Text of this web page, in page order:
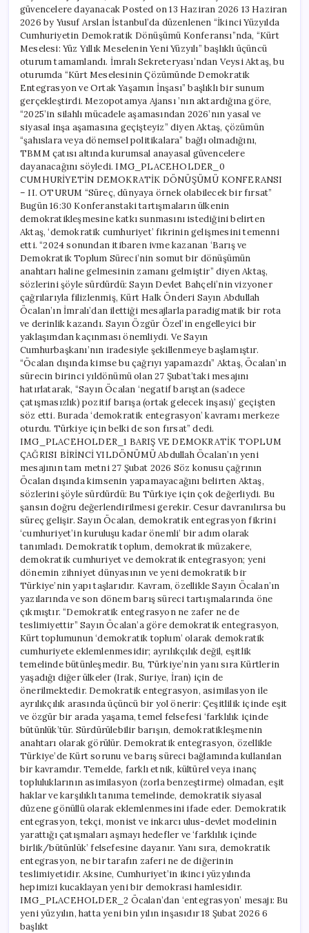
anayasal
güvencelere
dayanacak
için
güvencelere dayanacak Posted on 13 Haziran 2026 13 Haziran
2026 by Yusuf Arslan İstanbul’da düzenlenen “İkinci Yüzyılda
Cumhuriyetin Demokratik Dönüşümü Konferansı”nda, “Kürt
Meselesi: Yüz Yıllık Meselenin Yeni Yüzyılı” başlıklı üçüncü
oturum tamamlandı. İmralı Sekreteryası’ndan Veysi Aktaş, bu
oturumda “Kürt Meselesinin Çözümünde Demokratik
Entegrasyon ve Ortak Yaşamın İnşası” başlıklı bir sunum
gerçekleştirdi. Mezopotamya Ajansı ’nın aktardığına göre,
“2025’in silahlı mücadele aşamasından 2026’nın yasal ve
siyasal inşa aşamasına geçişteyiz” diyen Aktaş, çözümün
“şahıslara veya dönemsel politikalara” bağlı olmadığını,
TBMM çatısı altında kurumsal anayasal güvencelere
dayanacağını söyledi. IMG_PLACEHOLDER_0
CUMHURİYETİN DEMOKRATİK DÖNÜŞÜMÜ KONFERANSI
– II. OTURUM “Süreç, dünyaya örnek olabilecek bir fırsat”
Bugün 16:30 Konferanstaki tartışmaların ülkenin
demokratikleşmesine katkı sunmasını istediğini belirten
Aktaş, ‘demokratik cumhuriyet’ fikrinin gelişmesini temenni
etti. “2024 sonundan itibaren ivme kazanan ‘Barış ve
Demokratik Toplum Süreci’nin somut bir dönüşümün
anahtarı haline gelmesinin zamanı gelmiştir” diyen Aktaş,
sözlerini şöyle sürdürdü: Sayın Devlet Bahçeli’nin vizyoner
çağrılarıyla filizlenmiş, Kürt Halk Önderi Sayın Abdullah
Öcalan’ın İmralı’dan ilettiği mesajlarla paradigmatik bir rota
ve derinlik kazandı. Sayın Özgür Özel’in engelleyici bir
yaklaşımdan kaçınması önemliydi. Ve Sayın
Cumhurbaşkanı’nın iradesiyle şekillenmeye başlamıştır.
“Öcalan dışında kimse bu çağrıyı yapamazdı” Aktaş, Öcalan’ın
sürecin birinci yıldönümü olan 27 Şubat’taki mesajını
hatırlatarak, “Sayın Öcalan ‘negatif barıştan (sadece
çatışmasızlık) pozitif barışa (ortak gelecek inşası)’ geçişten
söz etti. Burada ‘demokratik entegrasyon’ kavramı merkeze
oturdu. Türkiye için belki de son fırsat” dedi.
IMG_PLACEHOLDER_1 BARIŞ VE DEMOKRATİK TOPLUM
ÇAĞRISI BİRİNCİ YILDÖNÜMÜ Abdullah Öcalan’ın yeni
mesajının tam metni 27 Şubat 2026 Söz konusu çağrının
Öcalan dışında kimsenin yapamayacağını belirten Aktaş,
sözlerini şöyle sürdürdü: Bu Türkiye için çok değerliydi. Bu
şansın doğru değerlendirilmesi gerekir. Cesur davranılırsa bu
süreç gelişir. Sayın Öcalan, demokratik entegrasyon fikrini
‘cumhuriyet’in kuruluşu kadar önemli’ bir adım olarak
tanımladı. Demokratik toplum, demokratik müzakere,
demokratik cumhuriyet ve demokratik entegrasyon; yeni
dönemin zihniyet dünyasının ve yeni demokratik bir
Türkiye’nin yapı taşlarıdır. Kavram, özellikle Sayın Öcalan’ın
yazılarında ve son dönem barış süreci tartışmalarında öne
çıkmıştır. “Demokratik entegrasyon ne zafer ne de
teslimiyettir” Sayın Öcalan’a göre demokratik entegrasyon,
Kürt toplumunun ‘demokratik toplum’ olarak demokratik
cumhuriyete eklemlenmesidir; ayrılıkçılık değil, eşitlik
temelinde bütünleşmedir. Bu, Türkiye’nin yanı sıra Kürtlerin
yaşadığı diğer ülkeler (Irak, Suriye, İran) için de
önerilmektedir. Demokratik entegrasyon, asimilasyon ile
ayrılıkçılık arasında üçüncü bir yol önerir: Çeşitlilik içinde eşit
ve özgür bir arada yaşama, temel felsefesi ‘farklılık içinde
bütünlük’tür. Sürdürülebilir barışın, demokratikleşmenin
anahtarı olarak görülür. Demokratik entegrasyon, özellikle
Türkiye’de Kürt sorunu ve barış süreci bağlamında kullanılan
bir kavramdır. Temelde, farklı etnik, kültürel veya inanç
topluluklarının asimilasyon (zorla benzeştirme) olmadan, eşit
haklar ve karşılıklı tanıma temelinde, demokratik siyasal
düzene gönüllü olarak eklemlenmesini ifade eder. Demokratik
entegrasyon, tekçi, monist ve inkarcı ulus-devlet modelinin
yarattığı çatışmaları aşmayı hedefler ve ‘farklılık içinde
birlik/bütünlük’ felsefesine dayanır. Yanı sıra, demokratik
entegrasyon, ne bir tarafın zaferi ne de diğerinin
teslimiyetidir. Aksine, Cumhuriyet’in ikinci yüzyılında
hepimizi kucaklayan yeni bir demokrasi hamlesidir.
IMG_PLACEHOLDER_2 Öcalan’dan ‘entegrasyon’ mesajı: Bu
yeni yüzyılın, hatta yeni bin yılın inşasıdır 18 Şubat 2026 6
başlıkt